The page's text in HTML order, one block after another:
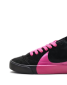
Air Jordan 5
Air Jordan 6
Adidas